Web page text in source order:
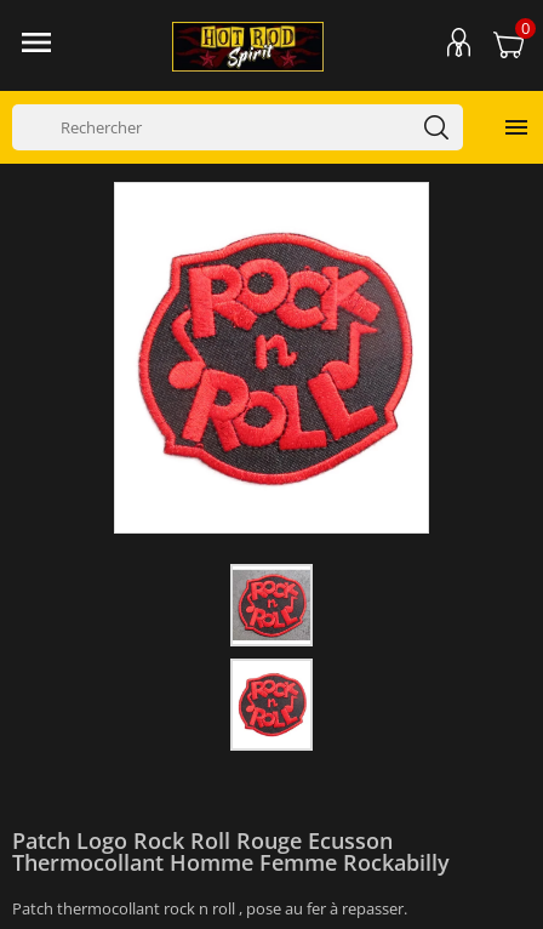
 0

Patch Logo Rock Roll Rouge Ecusson
Thermocollant Homme Femme Rockabilly
Patch thermocollant rock n roll , pose au fer à repasser.